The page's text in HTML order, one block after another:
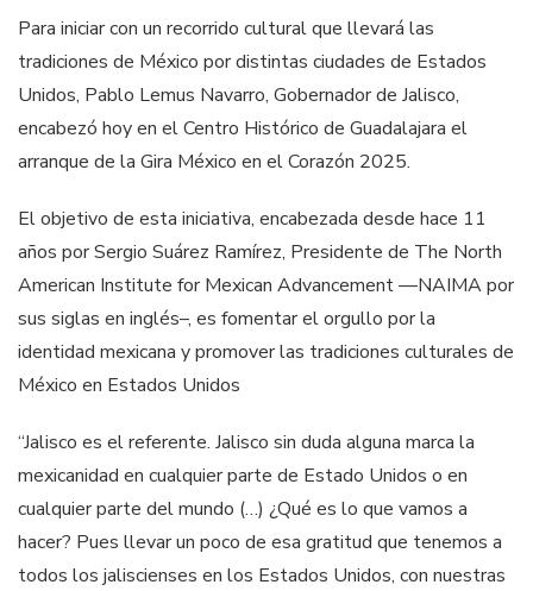
Para iniciar con un recorrido cultural que llevará las
tradiciones de México por distintas ciudades de Estados
Unidos, Pablo Lemus Navarro, Gobernador de Jalisco,
encabezó hoy en el Centro Histórico de Guadalajara el
arranque de la Gira México en el Corazón 2025.
El objetivo de esta iniciativa, encabezada desde hace 11
años por Sergio Suárez Ramírez, Presidente de The North
American Institute for Mexican Advancement —NAIMA por
sus siglas en inglés–, es fomentar el orgullo por la
identidad mexicana y promover las tradiciones culturales de
México en Estados Unidos
“Jalisco es el referente. Jalisco sin duda alguna marca la
mexicanidad en cualquier parte de Estado Unidos o en
cualquier parte del mundo (…) ¿Qué es lo que vamos a
hacer? Pues llevar un poco de esa gratitud que tenemos a
todos los jaliscienses en los Estados Unidos, con nuestras